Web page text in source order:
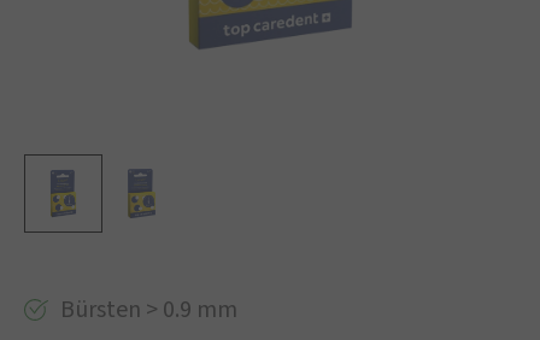
Bürsten > 0.9 mm